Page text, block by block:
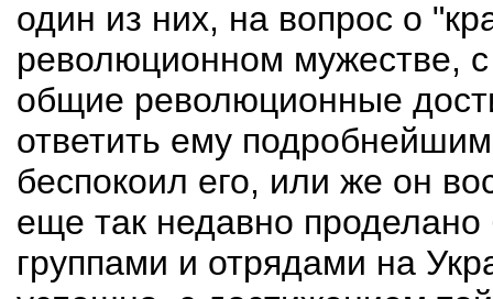
один из них, на вопрос о
революционном мужестве,
общие революционные
ответить ему
беспокоил его, или же он
еще так недавно
группами и отрядами на